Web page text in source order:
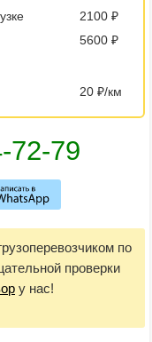
2100 ₽
5600 ₽
20 ₽/км
по
проверки
у нас!